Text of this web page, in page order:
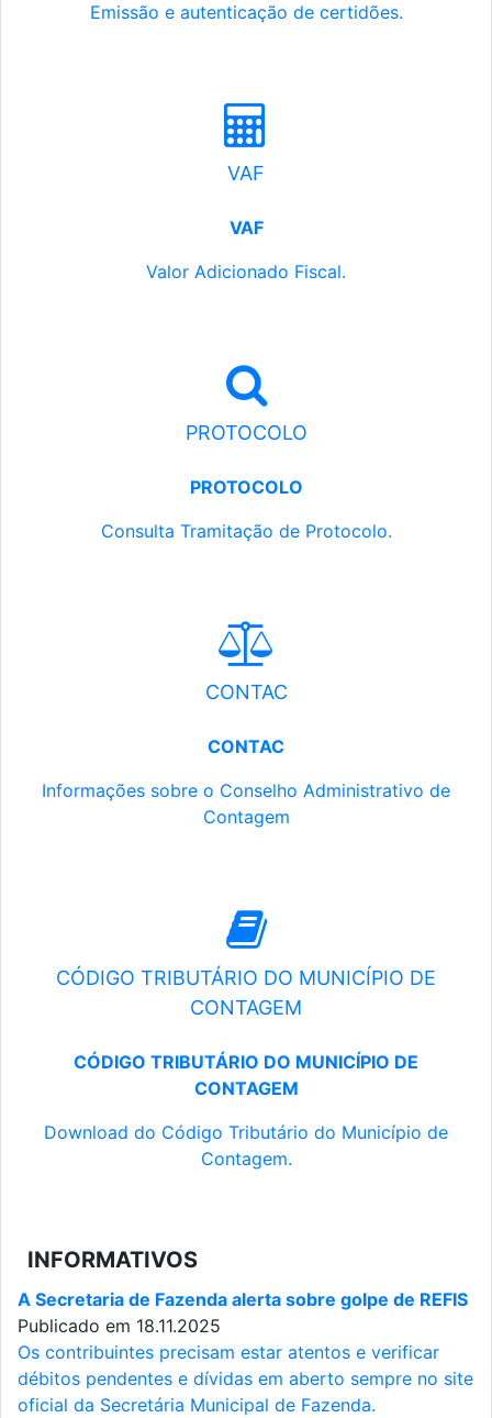
Emissão e autenticação de certidões.
VAF
VAF
Valor Adicionado Fiscal.
PROTOCOLO
PROTOCOLO
Consulta Tramitação de Protocolo.
CONTAC
CONTAC
Informações sobre o Conselho Administrativo de
Contagem
CÓDIGO TRIBUTÁRIO DO MUNICÍPIO DE
CONTAGEM
CÓDIGO TRIBUTÁRIO DO MUNICÍPIO DE
CONTAGEM
Download do Código Tributário do Município de
Contagem.
INFORMATIVOS
A Secretaria de Fazenda alerta sobre golpe de REFIS
Publicado em 18.11.2025
Os contribuintes precisam estar atentos e verificar
débitos pendentes e dívidas em aberto sempre no site
oficial da Secretária Municipal de Fazenda.